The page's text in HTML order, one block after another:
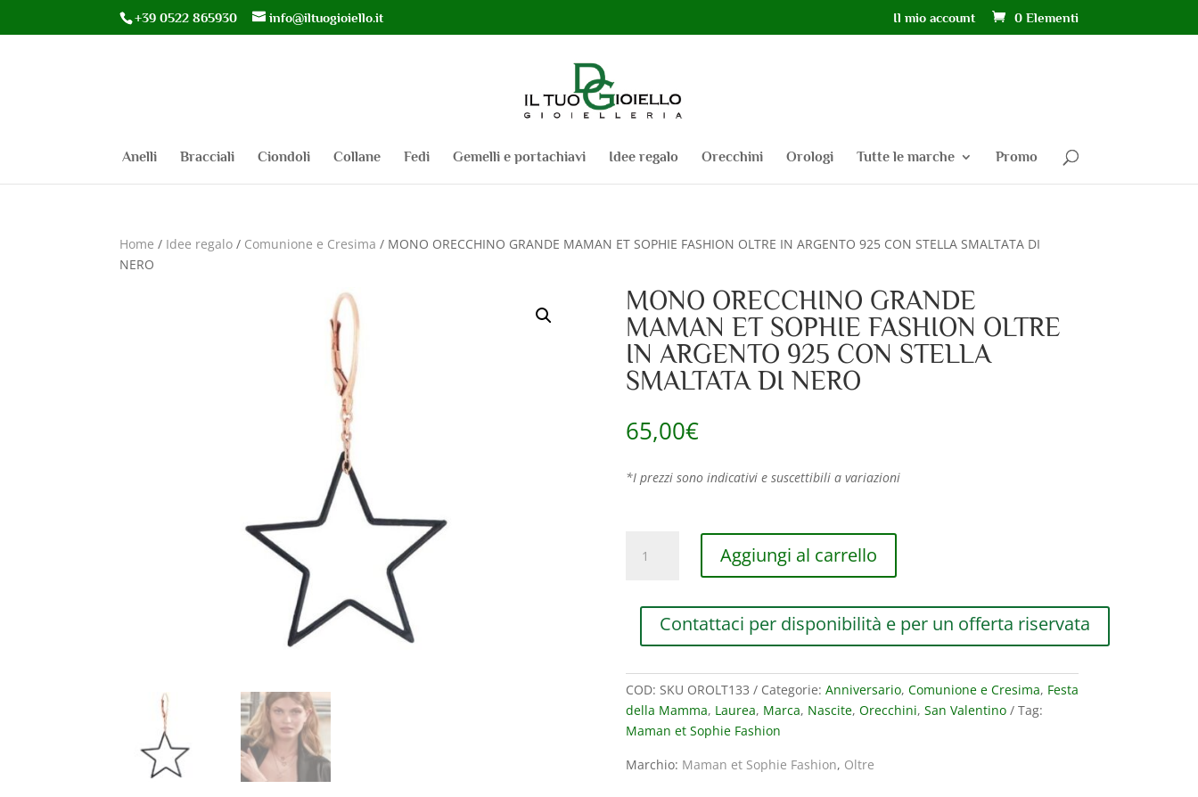
+39 0522 865930 info@iltuogioiello.it Il mio account 0 Elementi
Anelli Bracciali Ciondoli Collane Fedi Gemelli e portachiavi Idee regalo Orecchini Orologi Tutte le marche Promo
Home / Idee regalo / Comunione e Cresima / MONO ORECCHINO GRANDE MAMAN ET SOPHIE FASHION OLTRE IN ARGENTO 925 CON STELLA SMALTATA DI
NERO
MONO ORECCHINO GRANDE
MAMAN ET SOPHIE FASHION OLTRE
IN ARGENTO 925 CON STELLA
SMALTATA DI NERO
65,00€
*I prezzi sono indicativi e suscettibili a variazioni
ORECCHINO
SOPHIE
OLTRE
IN
ARGENTO
CON
Aggiungi al carrello
Contattaci per disponibilità e per un offerta riservata
COD: SKU OROLT133 Categorie: Anniversario, Comunione e Cresima, Festa
della Mamma, Laurea, Marca, Nascite, Orecchini, San Valentino
Tag:
Maman et Sophie Fashion
Marchio: Maman et Sophie Fashion, Oltre